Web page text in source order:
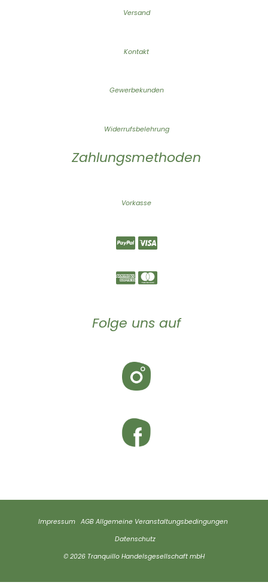
Versand
Kontakt
Gewerbekunden
Widerrufsbelehrung
Zahlungsmethoden
Vorkasse
Folge uns auf
Impressum AGB Allgemeine Veranstaltungsbedingungen
Datenschutz
© 2026 Tranquillo Handelsgesellschaft mbH